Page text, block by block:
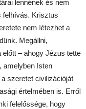
lennének és nem
felhívás. Krisztus
nem létezhet a
Megállni,
előtt – ahogy Jézus tette
amelyben Isten
szeretet civilizációját
értelmében is. Erről
felelőssége, hogy